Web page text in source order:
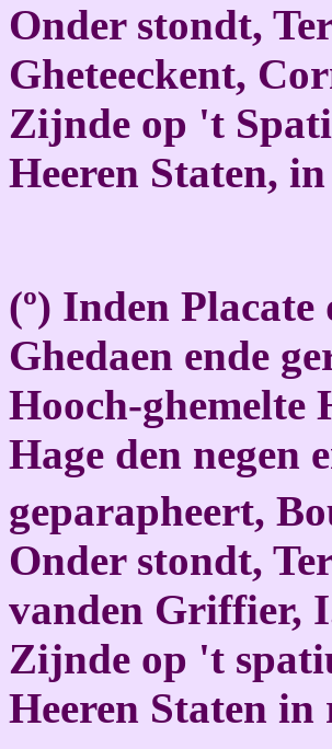
Onder stondt,
Gheteeckent,
Zijnde op 't
Heeren Staten,
(º) Inden
Ghedaen ende
Hooch-ghemelte
Hage den negen
geparapheert,
Onder stondt,
vanden Griffier,
Zijnde op 't
Heeren Staten in